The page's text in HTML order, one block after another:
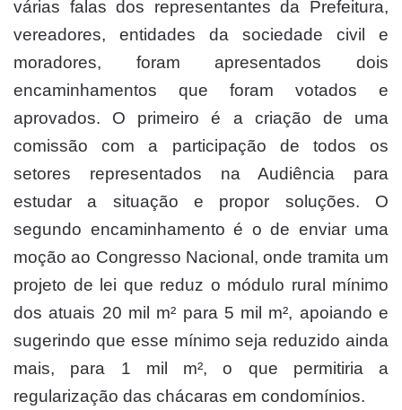
várias falas dos representantes da Prefeitura,
vereadores, entidades da sociedade civil e
moradores, foram apresentados dois
encaminhamentos que foram votados e
aprovados. O primeiro é a criação de uma
comissão com a participação de todos os
setores representados na Audiência para
estudar a situação e propor soluções. O
segundo encaminhamento é o de enviar uma
moção ao Congresso Nacional, onde tramita um
projeto de lei que reduz o módulo rural mínimo
dos atuais 20 mil m² para 5 mil m², apoiando e
sugerindo que esse mínimo seja reduzido ainda
mais, para 1 mil m², o que permitiria a
regularização das chácaras em condomínios.